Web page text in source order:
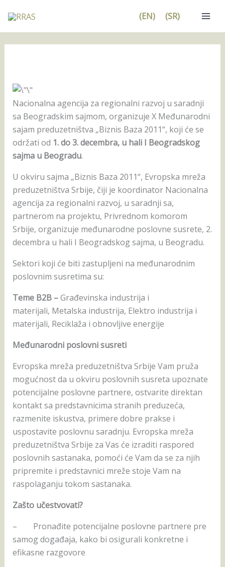
na
sadržaj
(EN) (SR)
Nacionalna agencija za regionalni razvoj u saradnji
sa Beogradskim sajmom, organizuje X Međunarodni
sajam preduzetništva „Biznis Baza 2011“, koji će se
održati od 1. do 3. decembra, u hali I Beogradskog
sajma u Beogradu.
U okviru sajma „Biznis Baza 2011“, Evropska mreža
preduzetništva Srbije, čiji je koordinator Nacionalna
agencija za regionalni razvoj, u saradnji sa,
partnerom na projektu, Privrednom komorom
Srbije, organizuje međunarodne poslovne susrete, 2.
decembra u hali I Beogradskog sajma, u Beogradu.
Sektori koji će biti zastupljeni na međunarodnim
poslovnim susretima su:
Teme B2B –Građevinska industrija i
materijali, Metalska industrija, Elektro industrija i
materijali, Reciklaža i obnovljive energije
Međunarodni poslovni susreti
Evropska mreža preduzetništva Srbije Vam pruža
mogućnost da u okviru poslovnih susreta upoznate
potencijalne poslovne partnere, ostvarite direktan
kontakt sa predstavnicima stranih preduzeća,
razmenite iskustva, primere dobre prakse i
uspostavite poslovnu saradnju. Evropska mreža
preduzetništva Srbije za Vas će izraditi raspored
poslovnih sastanaka, pomoći će Vam da se za njih
pripremite i predstavnici mreže stoje Vam na
raspolaganju tokom sastanaka.
Zašto učestvovati?
– Pronađite potencijalne poslovne partnere pre
samog događaja, kako bi osigurali konkretne i
efikasne razgovore